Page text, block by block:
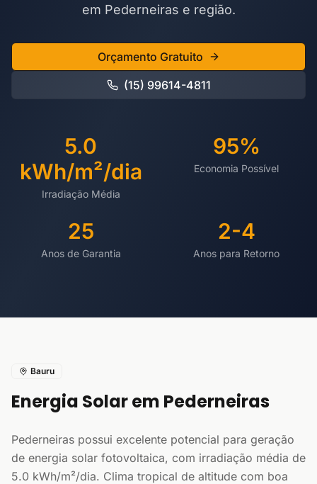
em Pederneiras e região.
Orçamento Gratuito
(15) 99614-4811
5.0
kWh/m²/dia
Irradiação Média
95%
Economia Possível
25
Anos de Garantia
2-4
Anos para Retorno
Bauru
Energia Solar em Pederneiras
Pederneiras possui excelente potencial para geração
de energia solar fotovoltaica, com irradiação média de
5.0 kWh/m²/dia. Clima tropical de altitude com boa